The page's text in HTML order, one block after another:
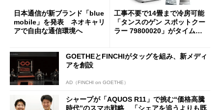
日本通信が新ブランド「blue
mobile」を発表 ネオキャリ
アで自由な通信環境へ
工事不要で14畳まで冷房可能
「タンスのゲン スポットクー
ラー 79800020」がタイムセ
GOETHEとFINCHIがタッグを組み、新メディ
アを創設
AD（FINCHI on GOETHE）
シャープが「AQUOS R11」で挑む“価格高騰
時代”のスマホ戦略 「シェアを追うよりも既